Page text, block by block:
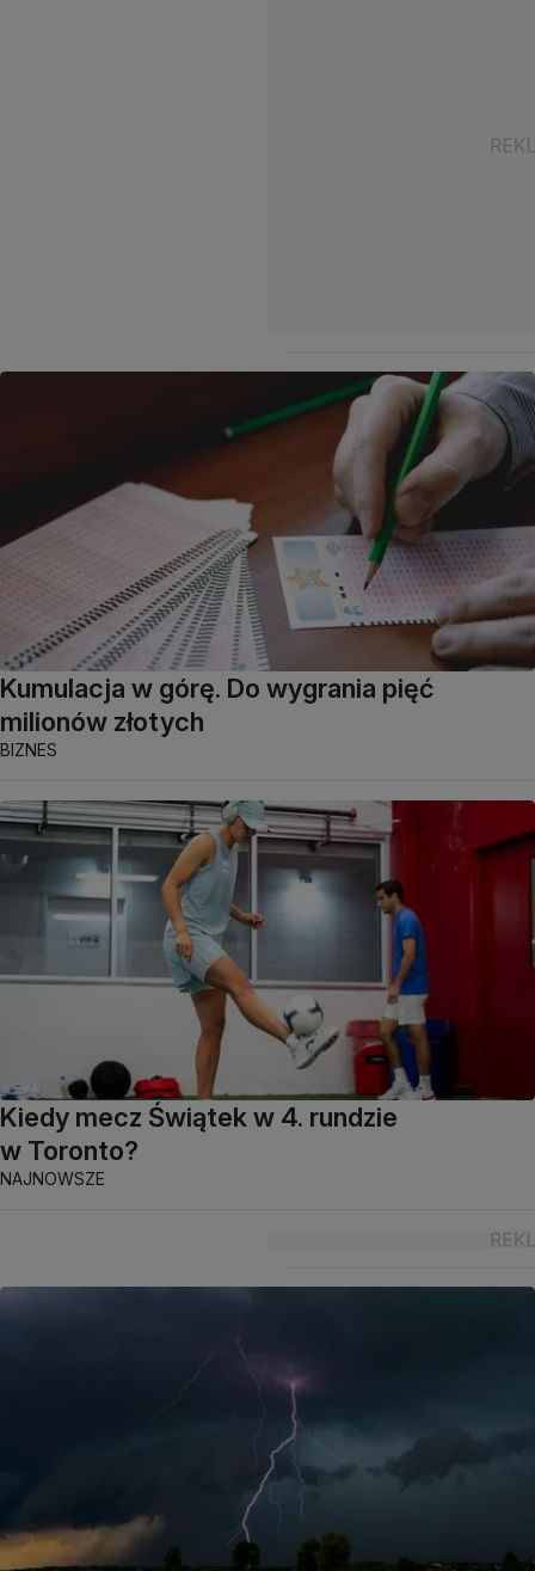
Kumulacja w górę. Do wygrania pięć
milionów złotych
BIZNES
Kiedy mecz Świątek w 4. rundzie
w Toronto?
NAJNOWSZE